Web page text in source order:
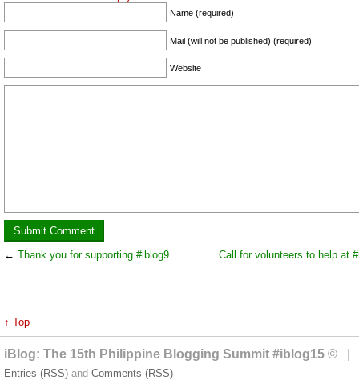
Name (required)
Mail (will not be published) (required)
Website
← Thank you for supporting #iblog9 Call for volunteers to help at
↑ Top
iBlog: The 15th Philippine Blogging Summit #iblog15 © |
Entries (RSS) and Comments (RSS)